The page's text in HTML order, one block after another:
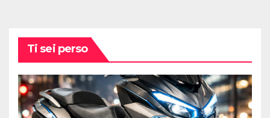
Ti sei perso